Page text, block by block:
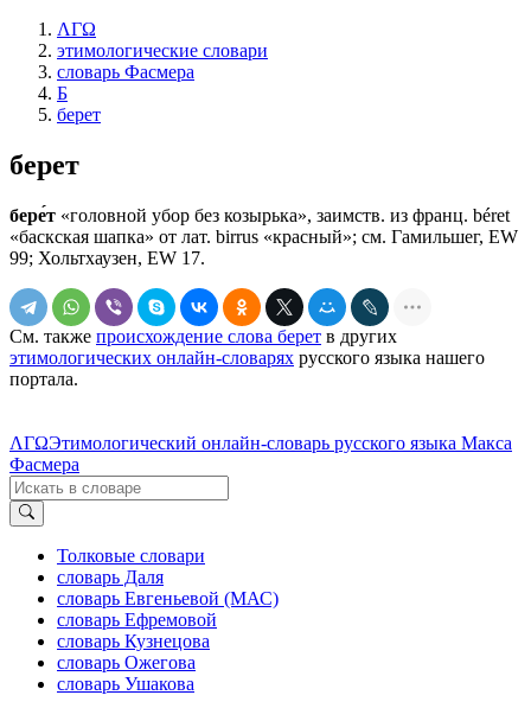
ΛΓΩ
этимологические словари
словарь Фасмера
Б
берет
берет
бере́т «головной убор без козырька», заимств. из франц. béret
«баскская шапка» от лат. birrus «красный»; см. Гамильшег, EW
99; Хольтхаузен, EW 17.
См. также происхождение слова берет в других
этимологических онлайн-словарях русского языка нашего
портала.
ΛΓΩЭтимологический онлайн-словарь русского языка Макса
Фасмера
Толковые словари
словарь Даля
словарь Евгеньевой (МАС)
словарь Ефремовой
словарь Кузнецова
словарь Ожегова
словарь Ушакова